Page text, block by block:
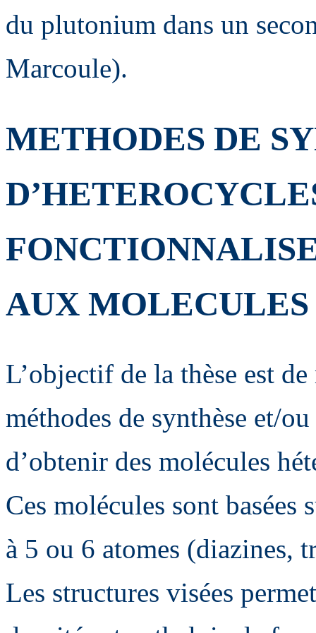
du plutonium dans un
Marcoule).
METHODES DE
AUX
L’objectif de la thèse est
méthodes de synthèse et/
d’obtenir des molécules
Ces molécules sont basées
à 5 ou 6 atomes (diazines,
Les structures visées